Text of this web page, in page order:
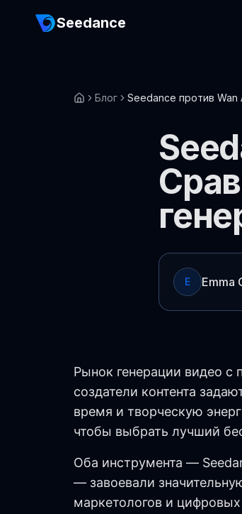
Seedance
Блог Seedance против
E Emma
Рынок генерации видео
создатели контента
время и творческую
чтобы выбрать лучший
Оба инструмента —
— завоевали
маркетологов и